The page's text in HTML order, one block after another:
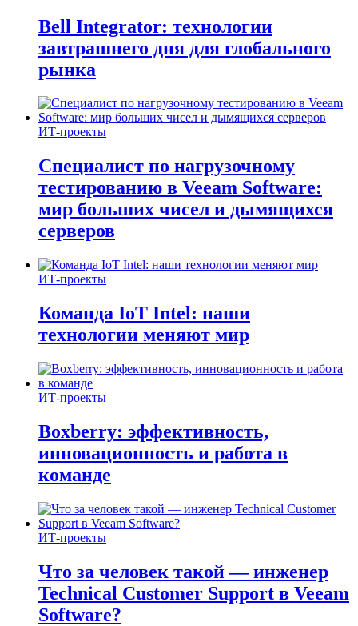
Bell Integrator: технологии
завтрашнего дня для глобального
рынка
ИТ-проекты
Специалист по нагрузочному
тестированию в Veeam Software:
мир больших чисел и дымящихся
серверов
ИТ-проекты
Команда IoT Intel: наши
технологии меняют мир
ИТ-проекты
Boxberry: эффективность,
инновационность и работа в
команде
ИТ-проекты
Что за человек такой — инженер
Technical Customer Support в Veeam
Software?